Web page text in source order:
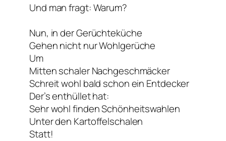
Und man fragt: Warum?
Nun, in der Gerüchteküche
Gehen nicht nur Wohlgerüche
Um
Mitten schaler Nachgeschmäcker
Schreit wohl bald schon ein Entdecker
Der’s enthüllet hat:
Sehr wohl finden Schönheitswahlen
Unter den Kartoffelschalen
Statt!